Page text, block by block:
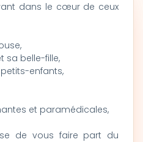
dans le cœur de ceux
sa belle-fille,
enfants,
et paramédicales,
de vous faire part du